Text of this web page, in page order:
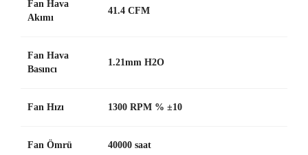
Fan Hava
Akımı
41.4 CFM
Fan Hava
Basıncı
1.21mm H2O
Fan Hızı 1300 RPM % ±10
Fan Ömrü 40000 saat